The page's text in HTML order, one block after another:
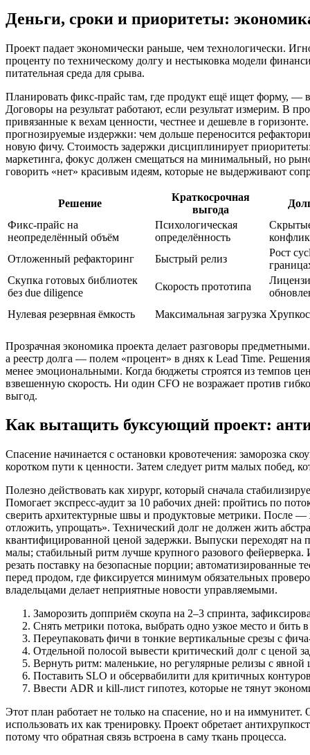
Деньги, сроки и приоритеты:
Проект падает экономически раньше, чем технологически.
проценту по техническому долгу и нестыковка модели
питательная среда для срыва.
Планировать фикс‑прайс там, где продукт ещё ищет форму, —
Договоры на результат работают, если результат измерим. В
привязанные к вехам ценности, честнее и дешевле в
прогнозируемые издержки: чем дольше переносится
новую фичу. Стоимость задержки дисциплинирует
маркетинга, фокус должен смещаться на минимальный, но
говорить «нет» красивым идеям, которые не выдерживают
Решение
Краткосрочная
выгода
Фикс‑прайс на
неопределённый объём
Психологическая
определённость
Отложенный рефакторинг
Быстрый релиз
Рост
Скупка готовых библиотек
без due diligence
Скорость прототипа
Нулевая резервная ёмкость
Максимальная загрузка
Прозрачная экономика проекта делает разговоры
а реестр долга — полем «процент» в днях к Lead Time.
менее эмоциональными. Когда бюджеты строятся из темпов
взвешенную скорость. Ни один CFO не возражает против
выгод.
Как вытащить буксующий проект:
Спасение начинается с остановки кровотечения: заморозка
коротком пути к ценности. Затем следует ритм малых побед,
Полезно действовать как хирург, который сначала
Помогает экспресс‑аудит за 10 рабочих дней: пройтись по
сверить архитектурные швы и продуктовые метрики. После —
отложить, упрощать». Технический долг не должен жить
квантифицированной ценой задержки. Выпуски переходят на
малы; стабильный ритм лучше крупного разового
резать поставку на безопасные порции; автоматизированные
перед продом, где фиксируется минимум обязательных
владельцами делает неприятные новости управляемыми.
Заморозить допприём скоупа на 2–3 спринта,
Снять метрики потока, выбрать одно узкое место и бить
Переупаковать фичи в тонкие вертикальные срезы с
Отдельной полосой вывести критический долг с ценой
Вернуть ритм: маленькие, но регулярные релизы с явной
Поставить SLO и обсервабилити для критичных
Ввести ADR и kill‑лист гипотез, которые не тянут
Этот план работает не только на спасение, но и на
использовать их как тренировку. Проект обретает
потому что обратная связь встроена в саму ткань процесса.